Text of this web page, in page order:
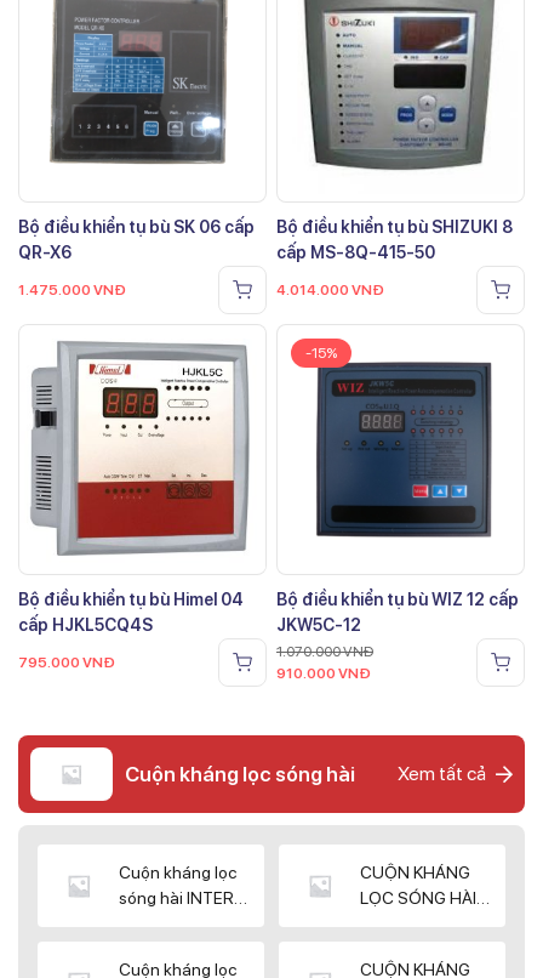
Bộ điều khiển tụ bù SK 06 cấp
QR-X6
1.475.000 VNĐ
Bộ điều khiển tụ bù SHIZUKI 8
cấp MS-8Q-415-50
4.014.000 VNĐ
Bộ điều khiển tụ bù Himel 04
cấp HJKL5CQ4S
795.000 VNĐ
-15%
Bộ điều khiển tụ bù WIZ 12 cấp
JKW5C-12
1.070.000VNĐ
910.000 VNĐ
Cuộn kháng lọc sóng hài Xem tất cả
Cuộn kháng lọc
sóng hài INTER
CUỘN KHÁNG
LỌC SÓNG HÀI
Cuộn kháng lọc
CUỘN KHÁNG